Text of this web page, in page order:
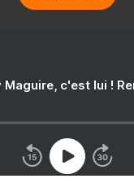
c'est lui !